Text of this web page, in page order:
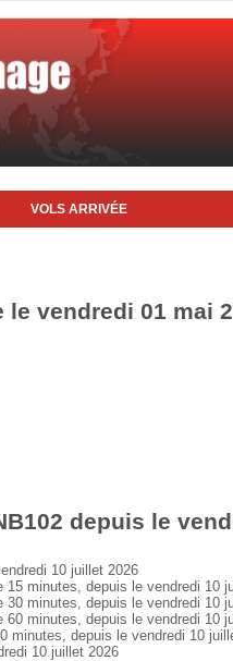
VOLS ARRIVÉE
vendredi 01 mai
depuis le
10 juillet 2026
minutes, depuis le vendredi 10
minutes, depuis le vendredi 10
minutes, depuis le vendredi 10
minutes, depuis le vendredi 10
10 juillet 2026